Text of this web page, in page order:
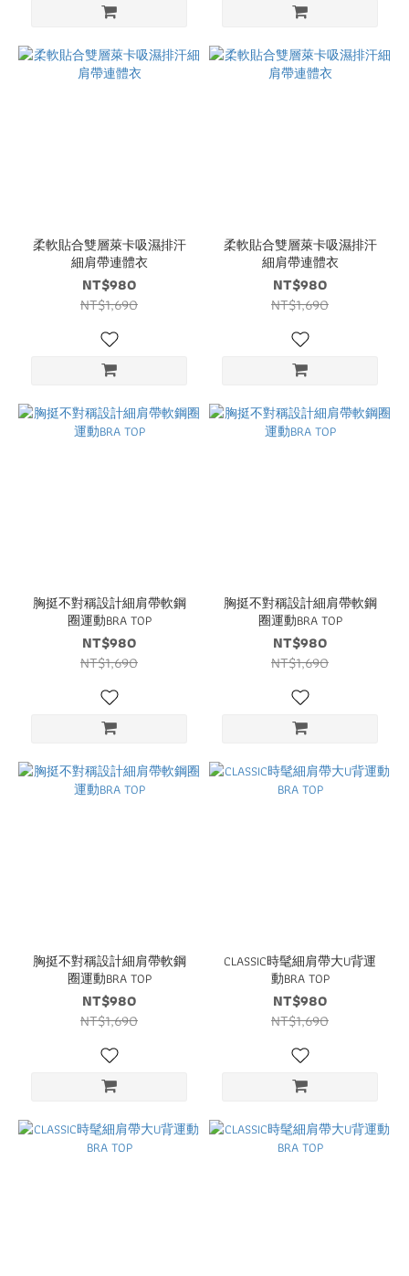
柔軟貼合雙層萊卡吸濕排汗
細肩帶連體衣
NT$980
NT$1,690
柔軟貼合雙層萊卡吸濕排汗
細肩帶連體衣
NT$980
NT$1,690
胸挺不對稱設計細肩帶軟鋼
圈運動BRA TOP
NT$980
NT$1,690
胸挺不對稱設計細肩帶軟鋼
圈運動BRA TOP
NT$980
NT$1,690
胸挺不對稱設計細肩帶軟鋼
圈運動BRA TOP
NT$980
NT$1,690
CLASSIC時髦細肩帶大U背運
動BRA TOP
NT$980
NT$1,690